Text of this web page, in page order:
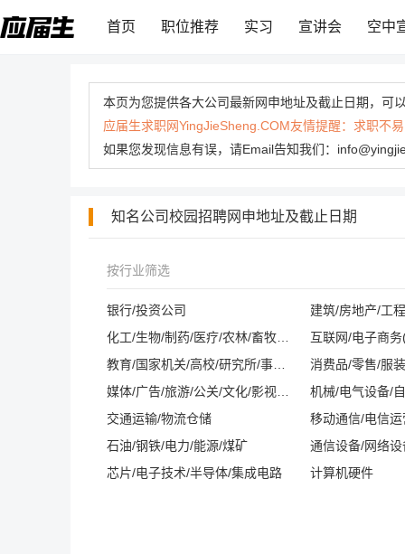
首页 职位推荐 实习 宣讲会 空中
本页为您提供各大公司最新网申地址及截止日期，可
应届生求职网YingJieSheng.COM友情提醒：求职不
如果您发现信息有误，请Email告知我们：
知名公司校园招聘网申地址及截止日期
按行业筛选
银行/投资公司
建筑/房地产/工
消费品/零售/服
机械/电气设备/
交通运输/物流仓储
移动通信/电信
石油/钢铁/电力/能源/煤矿
通信设备/网络设
芯片/电子技术/半导体/集成电路
计算机硬件